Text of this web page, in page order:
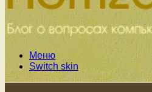
Меню
Switch skin